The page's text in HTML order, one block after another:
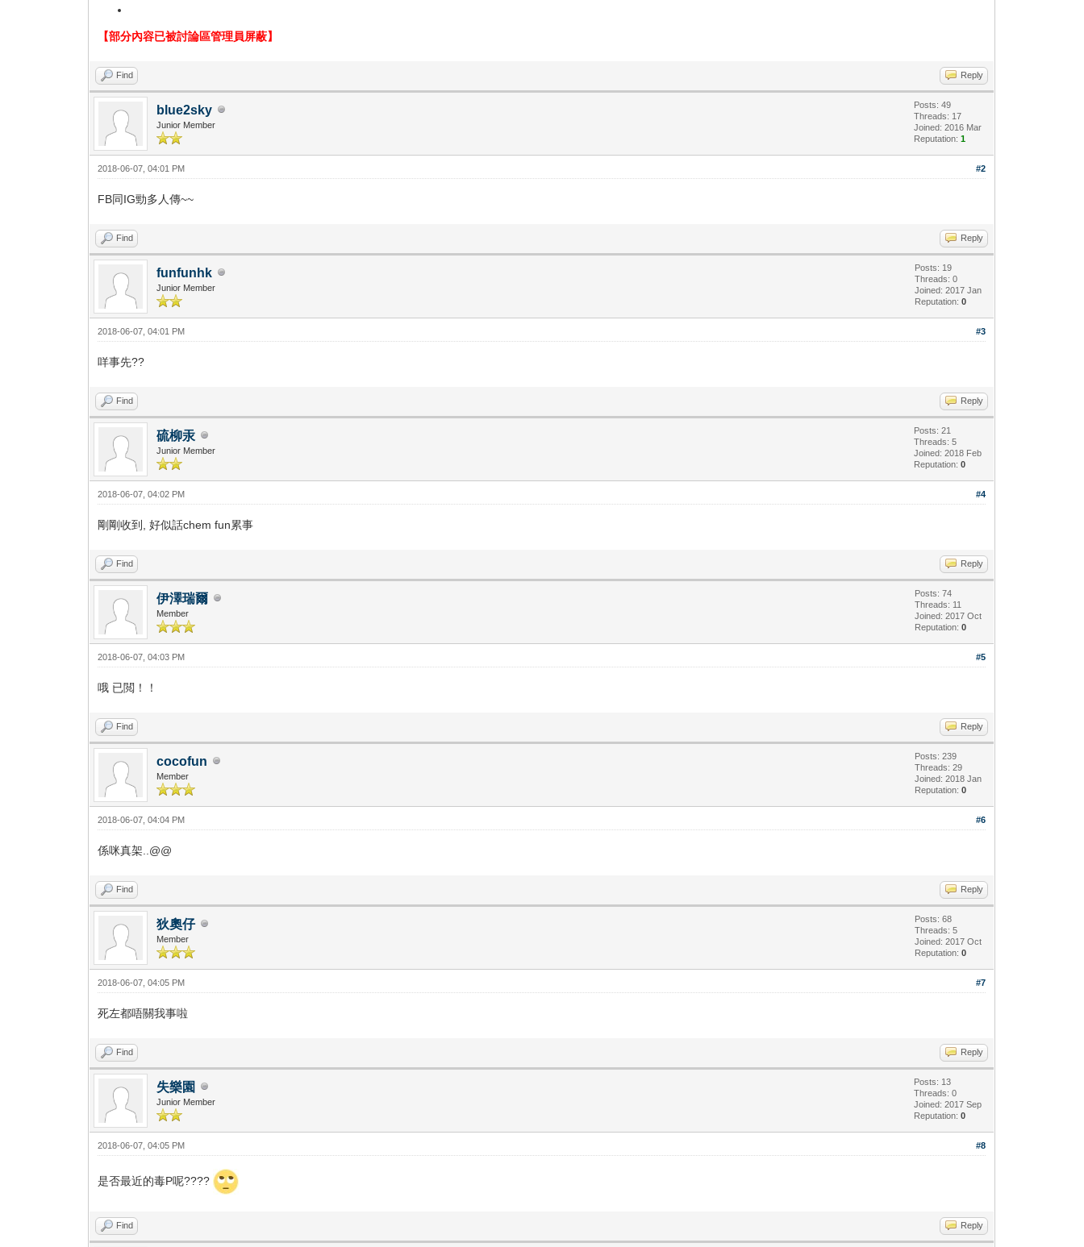
【部分內容已被討論區管理員屏蔽】
Find Reply
blue2sky
Junior Member
Posts: 49
Threads: 17
Joined: 2016 Mar
Reputation:1
#2
2018-06-07, 04:01 PM
FB同IG勁多人傳~~
Find Reply
funfunhk
Junior Member
Posts: 19
Threads: 0
Joined: 2017 Jan
Reputation:0
#3
2018-06-07, 04:01 PM
咩事先??
Find Reply
硫柳汞
Junior Member
Posts: 21
Threads: 5
Joined: 2018 Feb
Reputation:0
#4
2018-06-07, 04:02 PM
剛剛收到, 好似話chem fun累事
Find Reply
伊澤瑞爾
Member
Posts: 74
Threads: 11
Joined: 2017 Oct
Reputation:0
#5
2018-06-07, 04:03 PM
哦 已閲！！
Find Reply
cocofun
Member
Posts: 239
Threads: 29
Joined: 2018 Jan
Reputation:0
#6
2018-06-07, 04:04 PM
係咪真架..@@
Find Reply
狄奧仔
Member
Posts: 68
Threads: 5
Joined: 2017 Oct
Reputation:0
#7
2018-06-07, 04:05 PM
死左都唔關我事啦
Find Reply
失樂園
Junior Member
Posts: 13
Threads: 0
Joined: 2017 Sep
Reputation:0
#8
2018-06-07, 04:05 PM
是否最近的毒P呢????
Find Reply